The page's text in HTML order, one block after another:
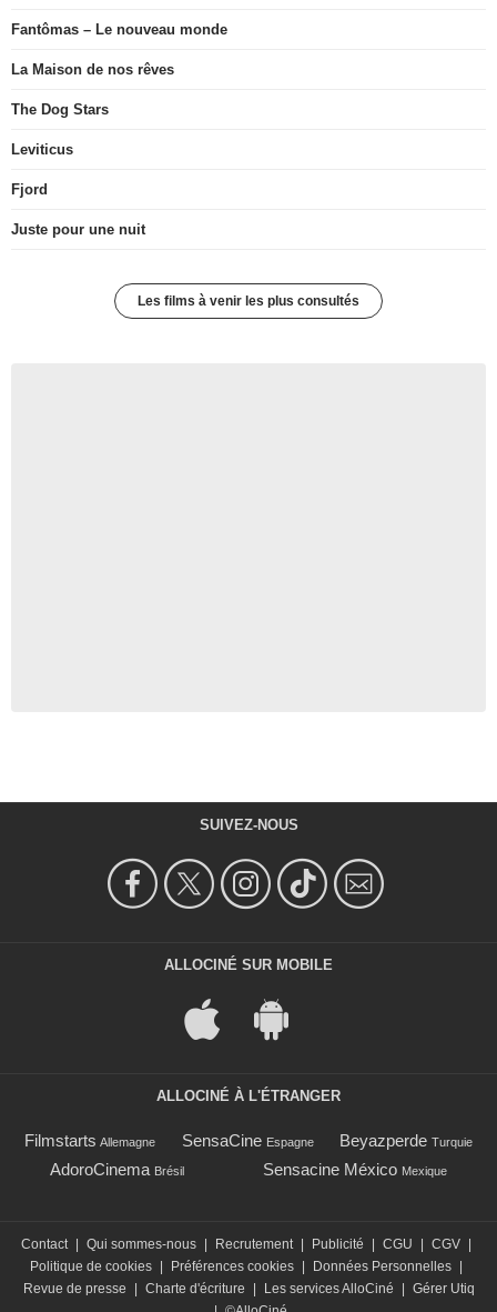
Fantômas – Le nouveau monde
La Maison de nos rêves
The Dog Stars
Leviticus
Fjord
Juste pour une nuit
Les films à venir les plus consultés
SUIVEZ-NOUS
ALLOCINÉ SUR MOBILE
ALLOCINÉ À L'ÉTRANGER
Filmstarts Allemagne SensaCine Espagne Beyazperde Turquie
AdoroCinema Brésil Sensacine México Mexique
Contact Qui sommes-nous Recrutement Publicité CGU CGV
Politique de cookies
Préférences cookies Données Personnelles
Revue de presse
Charte d'écriture Les services AlloCiné
Gérer Utiq